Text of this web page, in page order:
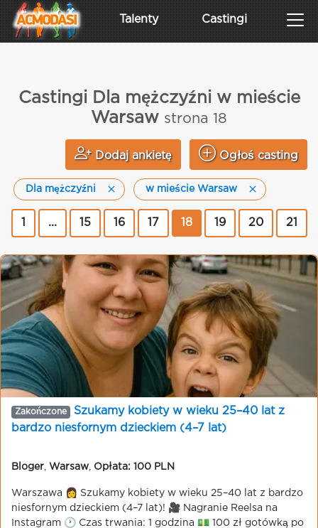
Talenty Castingi
Castingi Dla mężczyźni w mieście
Warsaw strona 18
Dodaj ankietę Ogłoś casting
Dla mężczyźni w mieście Warsaw
... 15 16 17 18 19 20 21
Zakończone
Szukamy kobiety w wieku 25–40 lat z
bardzo niesfornym dzieckiem (4–7 lat)
Bloger Warsaw Opłata: 100 PLN
Warszawa 👩 Szukamy kobiety w wieku 25–40 lat z bardzo
niesfornym dzieckiem (4–7 lat)! 🎥 Nagranie Reelsa na
Instagram 🕐 Czas trwania: 1 godzina 💵 100 zł gotówką po